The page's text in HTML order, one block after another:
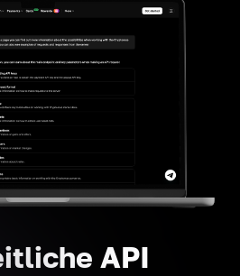
API